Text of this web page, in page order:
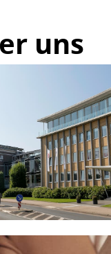
uns